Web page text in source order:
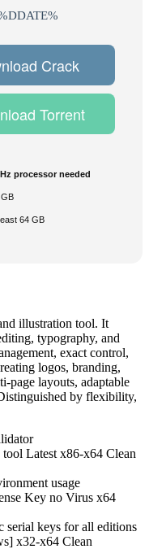
Crack
Torrent
processor needed
64 GB
illustration tool. It
typography, and
exact control,
logos, branding,
page layouts, adaptable
by flexibility,
Latest x86-x64 Clean
usage
Key no Virus x64
serial keys for all editions
x32-x64 Clean